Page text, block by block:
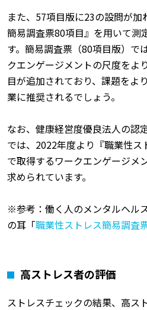
また、57項目版に23の設問が
簡易調査票80項目』を用いて測
す。簡易調査票（80項目版）で
クエンゲージメントの尺度をよ
目が追加されており、課題をよ
業に推奨されるでしょう。
なお、健康経営度優良法人の認
では、2022年度より『職業性ス
で取得するワークエンゲージメ
求められています。
※参考：働く人のメンタルヘル
の耳「職業性ストレス簡易調査
高ストレス者の評価
ストレスチェックの結果、高ス